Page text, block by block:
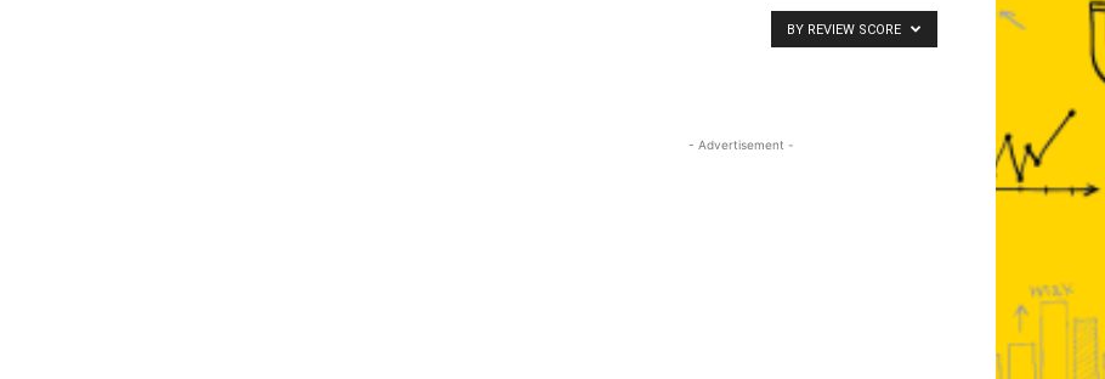
BY REVIEW SCORE
- Advertisement -